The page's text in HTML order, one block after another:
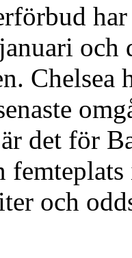
och
Chelsea
det för
och